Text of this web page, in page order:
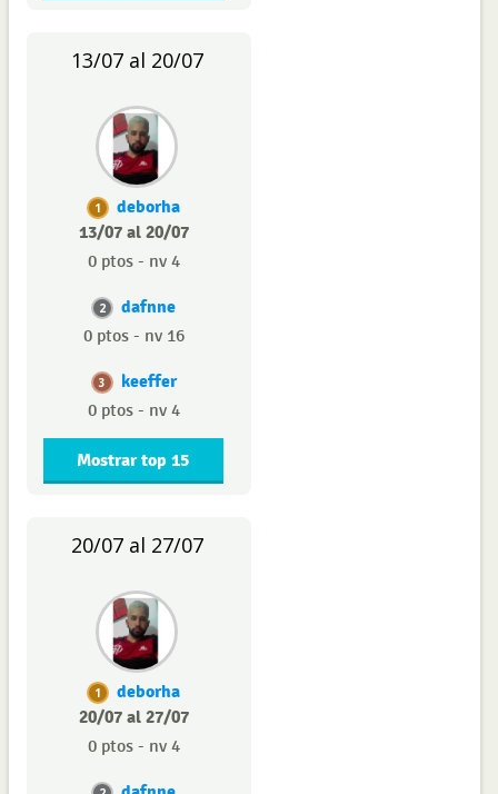
13/07 al 20/07
1
deborha
13/07 al 20/07
0 ptos - nv 4
2 dafnne
0 ptos - nv 16
3 keeffer
0 ptos - nv 4
Mostrar top 15
20/07 al 27/07
1
deborha
20/07 al 27/07
0 ptos - nv 4